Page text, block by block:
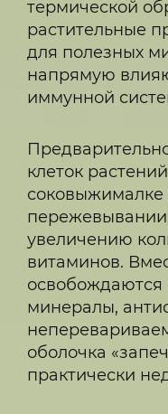
термической
растительные
для полезных
напрямую
иммунной
клеток
увеличению
витаминов.
минералы,
оболочка
практически